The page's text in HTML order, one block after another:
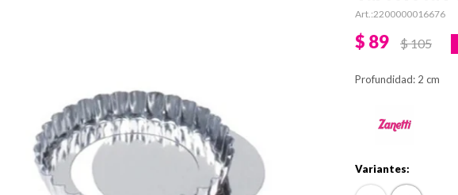
2200000016676
$ 89 $105
Profundidad: 2 cm
Variantes: